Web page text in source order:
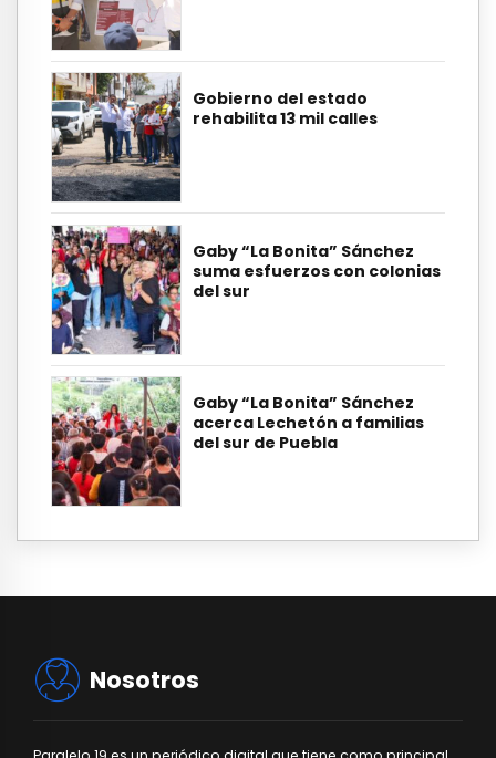
Gobierno del estado
rehabilita 13 mil calles
Gaby “La Bonita” Sánchez
suma esfuerzos con colonias
del sur
Gaby “La Bonita” Sánchez
acerca Lechetón a familias
del sur de Puebla
Nosotros